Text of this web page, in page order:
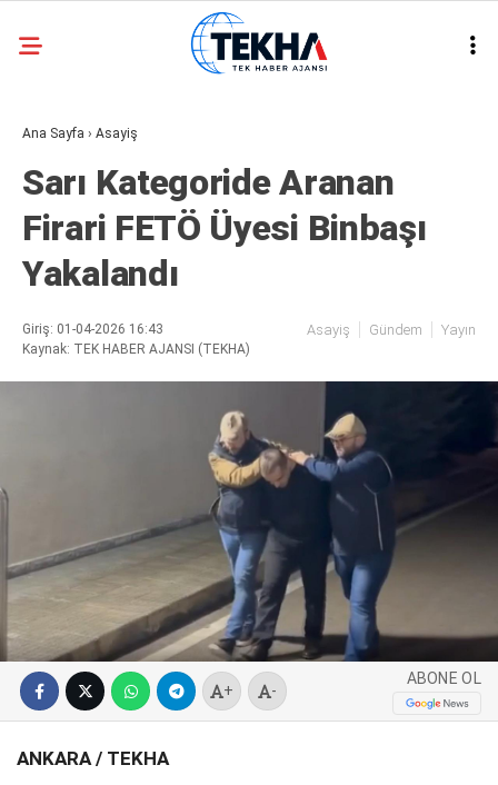
WhatsApp İhbar
Hattı
22.3
ASAYIŞ
GÜNDEM
GENEL
POLITIKA
SERVISLER
Ana Sayfa › Asayiş
Sarı Kategoride Aranan
Firari FETÖ Üyesi Binbaşı
Yakalandı
Giriş: 01-04-2026 16:43
Kaynak: TEK HABER AJANSI (TEKHA)
Asayiş Gündem Yayın
+ -
ABONE OL
ANKARA / TEKHA